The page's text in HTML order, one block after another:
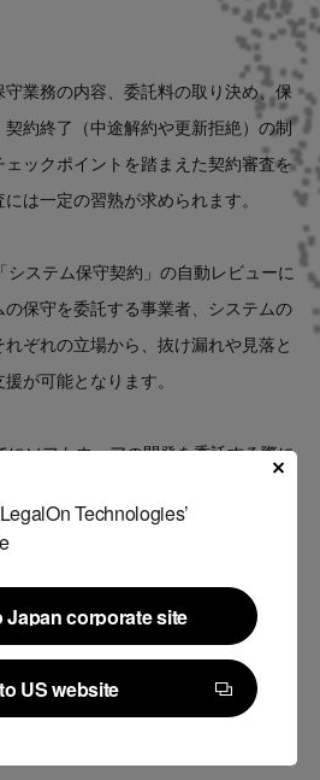
Technologies’
Japan corporate site
Japan corporate site
US website
US website
業務の内容、委託料の取り決め、保
約終了（中途解約や更新拒絶）の制
ックポイントを踏まえた契約審査を
は一定の習熟が求められます。
ステム保守契約」の自動レビューに
保守を委託する事業者、システムの
ぞれの立場から、抜け漏れや見落と
が可能となります。
ソフトウェアの開発を委託する際に
今回、システム保守契約の自動レビュ
から保守までトータルで契約審査を支
最新のテクノロジーを組合せ、企業法
と効率化を実現するソフトウェアの開